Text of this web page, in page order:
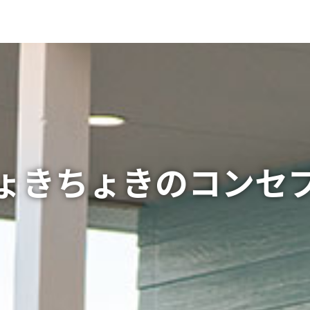
きちょきのコンセ